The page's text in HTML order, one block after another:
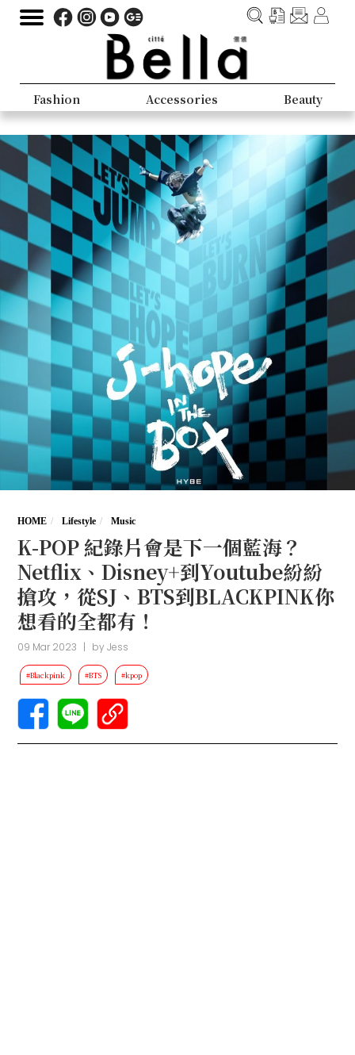
Fashion Accessories Beauty
HOME Lifestyle Music
K-POP 紀錄片會是下一個藍海？
Netflix、Disney+到Youtube紛紛
搶攻，從SJ、BTS到BLACKPINK你
想看的全都有！
09 Mar 2023 | byJess
#Blackpink #BTS #kpop